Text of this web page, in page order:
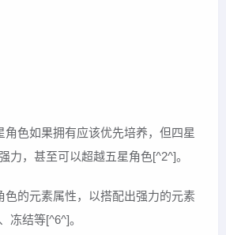
角色如果拥有应该优先培养，但四星
力，甚至可以超越五星角色[^2^]。
色的元素属性，以搭配出强力的元素
冻结等[^6^]。